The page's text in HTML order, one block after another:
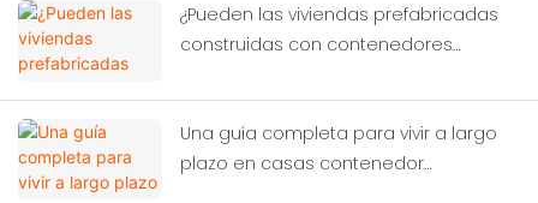
¿Pueden las viviendas prefabricadas
construidas con contenedores
Una guía completa para vivir a largo
plazo en casas contenedor